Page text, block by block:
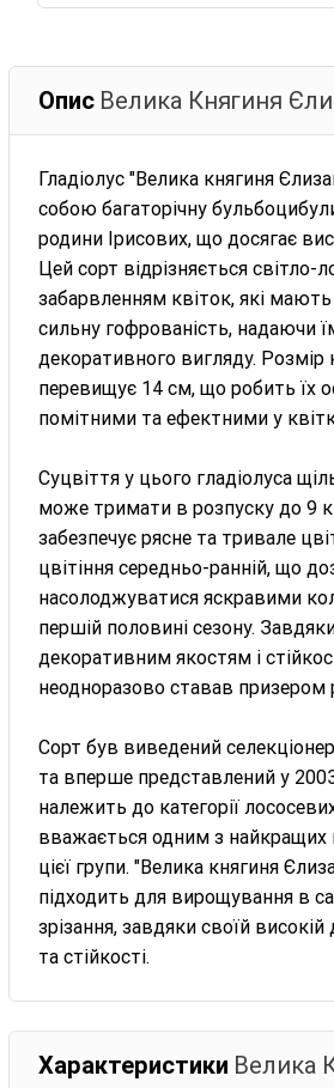
Опис Велика Княгиня
Гладіолус "Велика княгиня
собою багаторічну
родини Ірисових, що досягає
Цей сорт відрізняється світло-
забарвленням квіток, які
сильну гофрованість, надаючи
декоративного вигляду. Розмір
перевищує 14 см, що робить їх
помітними та ефектними у
Суцвіття у цього гладіолуса
може тримати в розпуску до 9
забезпечує рясне та тривале
цвітіння середньо-ранній, що
насолоджуватися яскравими
першій половині сезону.
декоративним якостям і
неодноразово ставав призером
Сорт був виведений
та вперше представлений у
належить до категорії
вважається одним з найкращих
цієї групи. "Велика княгиня
підходить для вирощування в
зрізання, завдяки своїй
та стійкості.
Характеристики Велика